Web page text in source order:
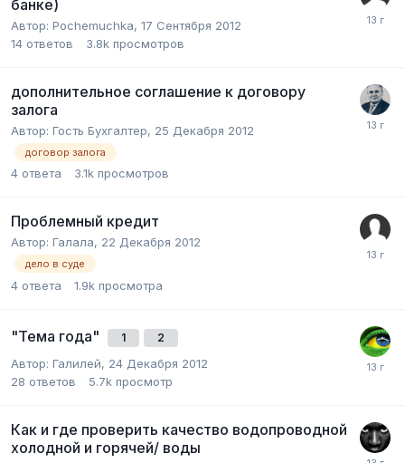
банке)
Автор: Pochemuchka, 17 Сентября 2012
14 ответов 3.8k просмотров
дополнительное соглашение к договору
залога
Автор: Гость Бухгалтер, 25 Декабря 2012
договор залога
4 ответа 3.1k просмотров
Проблемный кредит
Автор: Галала, 22 Декабря 2012
дело в суде
4 ответа 1.9k просмотра
"Тема года" 1 2
Автор: Галилей, 24 Декабря 2012
28 ответов 5.7k просмотр
Как и где проверить качество водопроводной
холодной и горячей/ воды